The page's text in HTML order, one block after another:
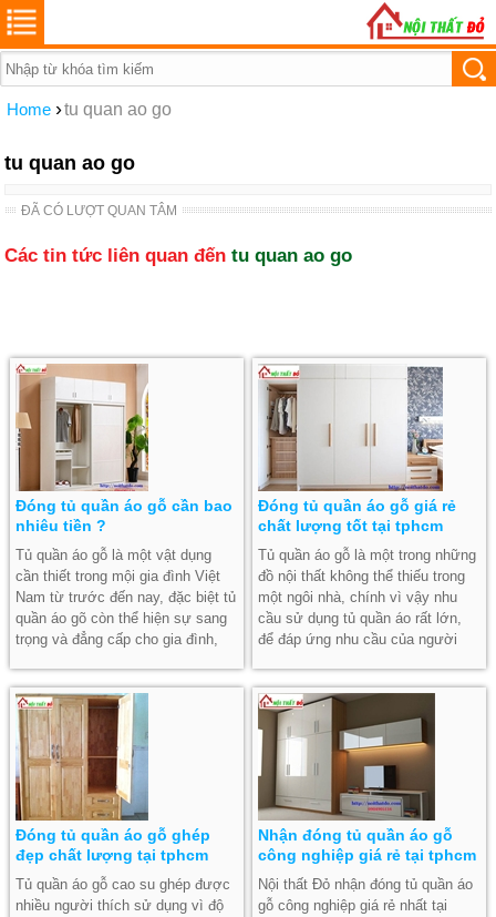
Home ›tu quan ao go
tu quan ao go
ĐÃ CÓ LƯỢT QUAN TÂM
Các tin tức liên quan đếntu quan ao go
Đóng tủ quần áo gỗ cần bao
nhiêu tiền ?
Tủ quần áo gỗ là một vật dụng
cần thiết trong mội gia đình Việt
Nam từ trước đến nay, đặc biệt tủ
quần áo gõ còn thể hiện sự sang
trọng và đẳng cấp cho gia đình,
có bao nhiêu tiền là được ?
Đóng tủ quần áo gỗ giá rẻ
chất lượng tốt tại tphcm
Tủ quần áo gỗ là một trong những
đồ nội thất không thể thiếu trong
một ngôi nhà, chính vì vậy nhu
cầu sử dụng tủ quần áo rất lớn,
để đáp ứng nhu cầu của người
quần áo gỗ giá rẻ và chất lượng
tại tphcm,
Đóng tủ quần áo gỗ ghép
đẹp chất lượng tại tphcm
Tủ quần áo gỗ cao su ghép được
nhiều người thích sử dụng vì độ
Nhận đóng tủ quần áo gỗ
công nghiệp giá rẻ tại tphcm
Nội thất Đỏ nhận đóng tủ quần áo
gỗ công nghiệp giá rẻ nhất tại